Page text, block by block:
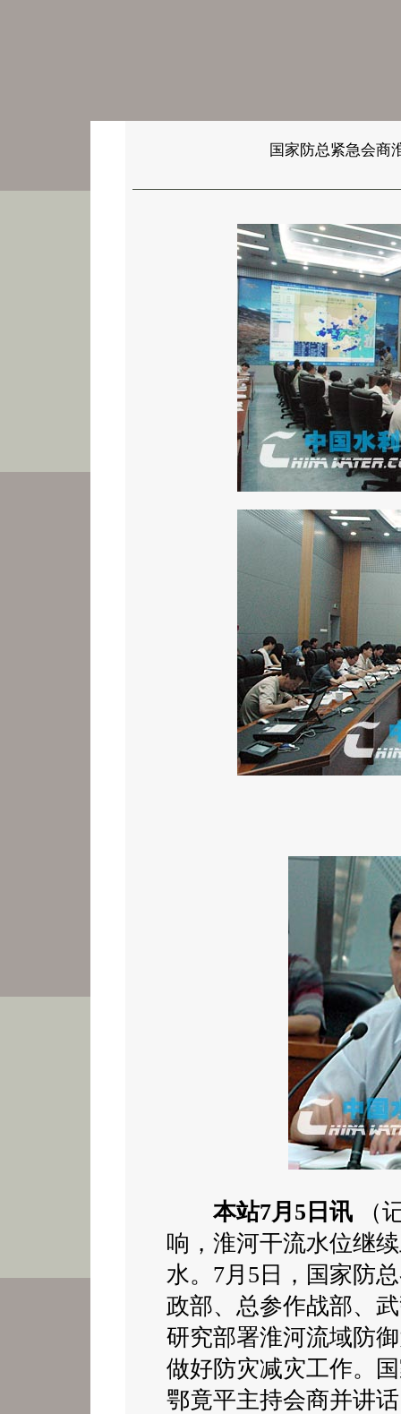
国家防总紧急会商
本站7月5日讯 （
响，淮河干流水位继
水。7月5日，国家防
政部、总参作战部、
研究部署淮河流域防
做好防灾减灾工作。
鄂竟平主持会商并讲